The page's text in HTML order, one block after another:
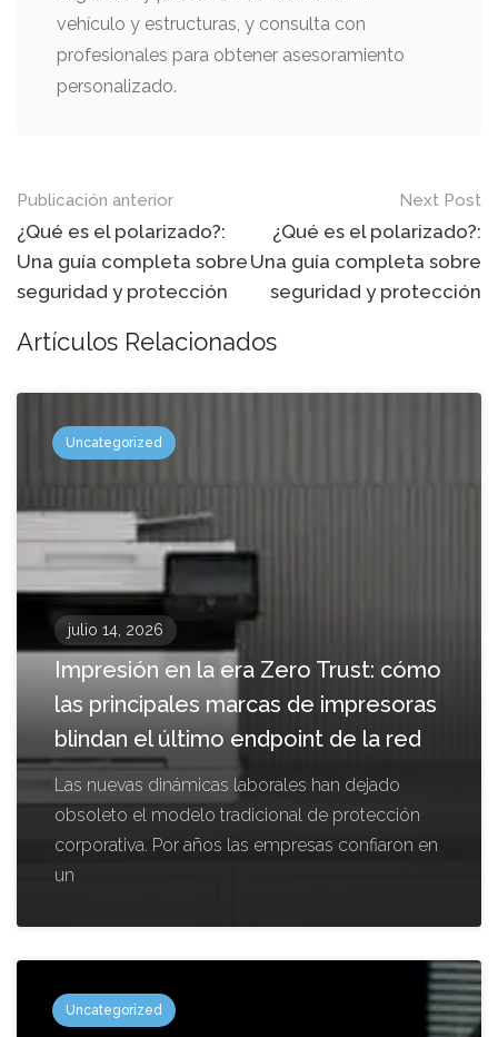
vehículo y estructuras, y consulta con
profesionales para obtener asesoramiento
personalizado.
Mensaje
de
navegación
Publicación anterior
¿Qué es el polarizado?:
Una guía completa sobre
seguridad y protección
Next Post
¿Qué es el polarizado?:
Una guía completa sobre
seguridad y protección
Artículos Relacionados
Uncategorized
julio 14, 2026
Impresión en la era Zero Trust: cómo
las principales marcas de impresoras
blindan el último endpoint de la red
Las nuevas dinámicas laborales han dejado
obsoleto el modelo tradicional de protección
corporativa. Por años las empresas confiaron en
un
Uncategorized